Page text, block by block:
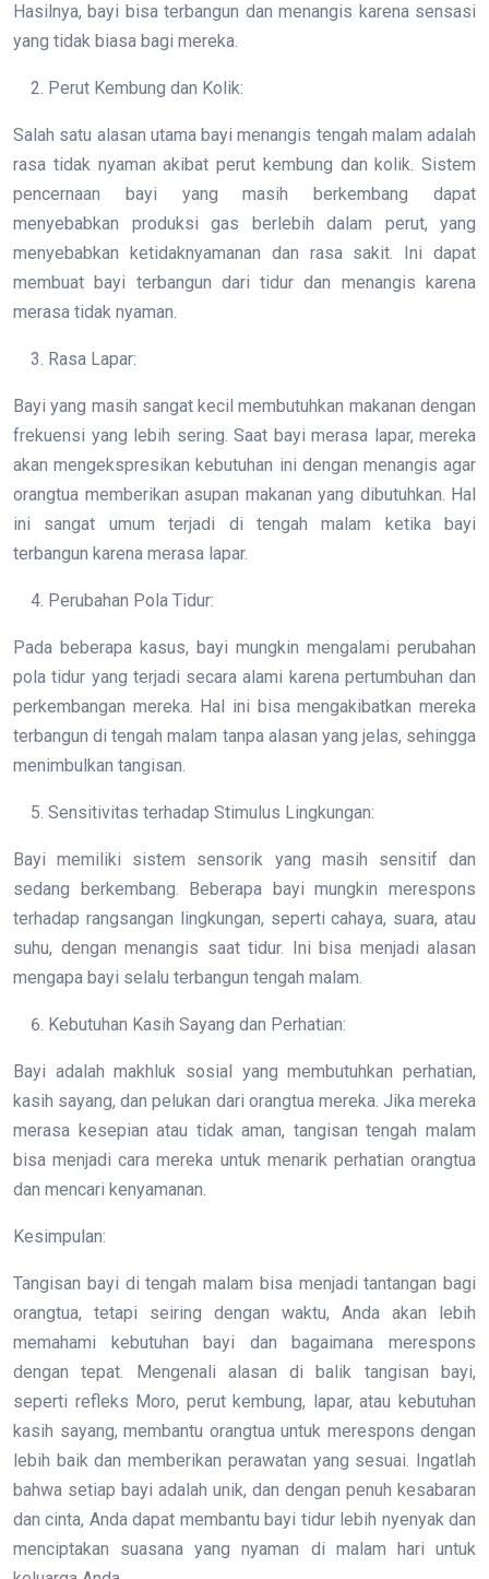
Hasilnya, bayi bisa terbangun dan menangis karena sensasi
yang tidak biasa bagi mereka.
Perut Kembung dan Kolik:
Salah satu alasan utama bayi menangis tengah malam adalah
rasa tidak nyaman akibat perut kembung dan kolik. Sistem
pencernaan bayi yang masih berkembang dapat
menyebabkan produksi gas berlebih dalam perut, yang
menyebabkan ketidaknyamanan dan rasa sakit. Ini dapat
membuat bayi terbangun dari tidur dan menangis karena
merasa tidak nyaman.
Rasa Lapar:
Bayi yang masih sangat kecil membutuhkan makanan dengan
frekuensi yang lebih sering. Saat bayi merasa lapar, mereka
akan mengekspresikan kebutuhan ini dengan menangis agar
orangtua memberikan asupan makanan yang dibutuhkan. Hal
ini sangat umum terjadi di tengah malam ketika bayi
terbangun karena merasa lapar.
Perubahan Pola Tidur:
Pada beberapa kasus, bayi mungkin mengalami perubahan
pola tidur yang terjadi secara alami karena pertumbuhan dan
perkembangan mereka. Hal ini bisa mengakibatkan mereka
terbangun di tengah malam tanpa alasan yang jelas, sehingga
menimbulkan tangisan.
Sensitivitas terhadap Stimulus Lingkungan:
Bayi memiliki sistem sensorik yang masih sensitif dan
sedang berkembang. Beberapa bayi mungkin merespons
terhadap rangsangan lingkungan, seperti cahaya, suara, atau
suhu, dengan menangis saat tidur. Ini bisa menjadi alasan
mengapa bayi selalu terbangun tengah malam.
Kebutuhan Kasih Sayang dan Perhatian:
Bayi adalah makhluk sosial yang membutuhkan perhatian,
kasih sayang, dan pelukan dari orangtua mereka. Jika mereka
merasa kesepian atau tidak aman, tangisan tengah malam
bisa menjadi cara mereka untuk menarik perhatian orangtua
dan mencari kenyamanan.
Kesimpulan:
Tangisan bayi di tengah malam bisa menjadi tantangan bagi
orangtua, tetapi seiring dengan waktu, Anda akan lebih
memahami kebutuhan bayi dan bagaimana merespons
dengan tepat. Mengenali alasan di balik tangisan bayi,
seperti refleks Moro, perut kembung, lapar, atau kebutuhan
kasih sayang, membantu orangtua untuk merespons dengan
lebih baik dan memberikan perawatan yang sesuai. Ingatlah
bahwa setiap bayi adalah unik, dan dengan penuh kesabaran
dan cinta, Anda dapat membantu bayi tidur lebih nyenyak dan
menciptakan suasana yang nyaman di malam hari untuk